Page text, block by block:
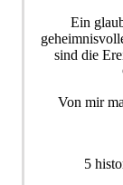
Ein
sind die
Von mir
5